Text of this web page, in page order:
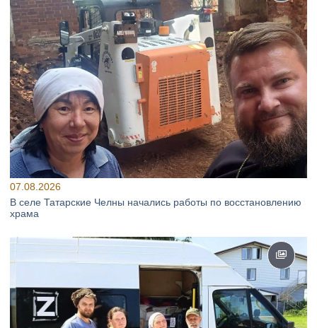
07.08.2026
В селе Татарские Челны начались работы по восстановлению
храма